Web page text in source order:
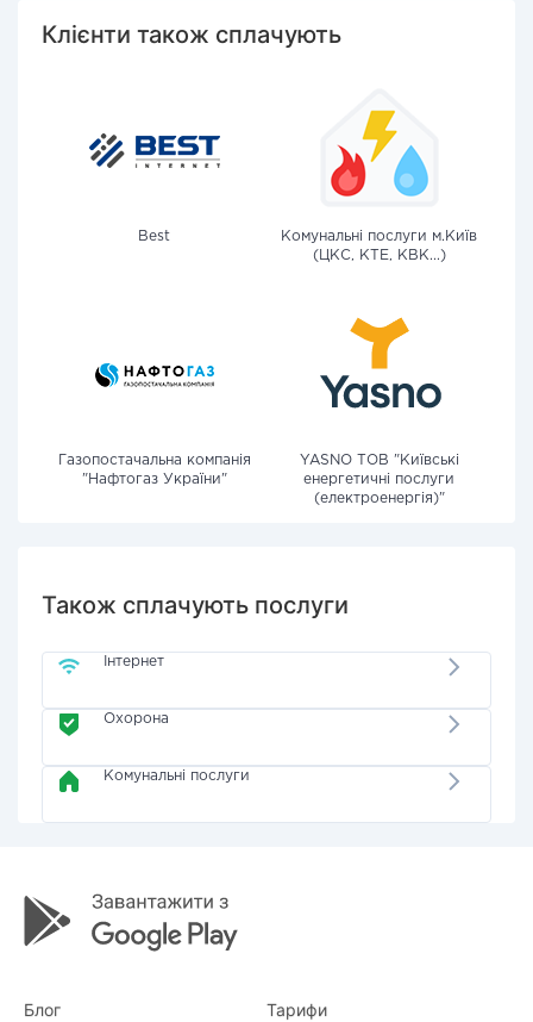
Клієнти також сплачують
Best
Комунальні послуги м.Київ
(ЦКС, КТЕ, КВК...)
Газопостачальна компанія
"Нафтогаз України"
YASNO ТОВ "Київські
енергетичні послуги
(електроенергія)"
Також сплачують послуги
Інтернет
Охорона
Комунальні послуги
Блог Тарифи